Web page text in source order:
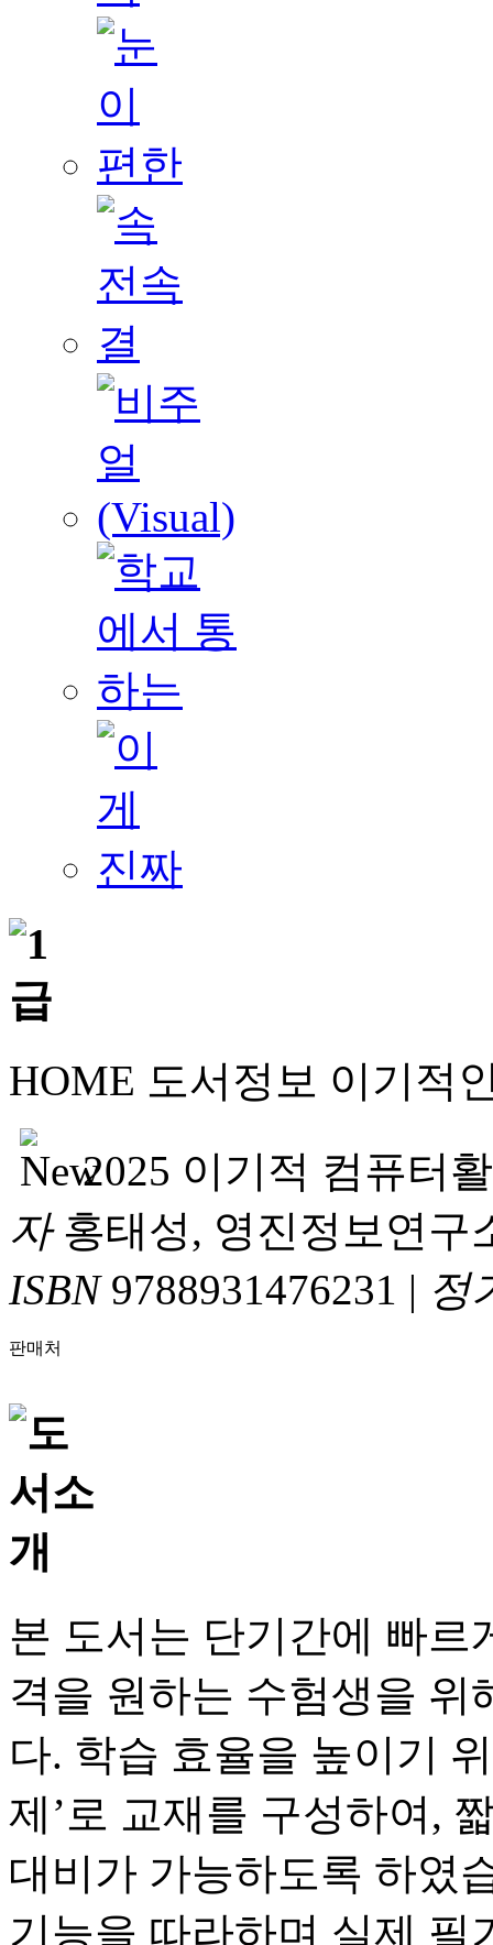
HOME 도서정보 이기적
2025 이기적 컴퓨터
자홍태성, 영진정보연구
ISBN9788931476231 | 정
판매처
본 도서는 단기간에 빠르
격을 원하는 수험생을 위
다. 학습 효율을 높이기
제’로 교재를 구성하여,
대비가 가능하도록 하였
기능을 따라하며 실제 필